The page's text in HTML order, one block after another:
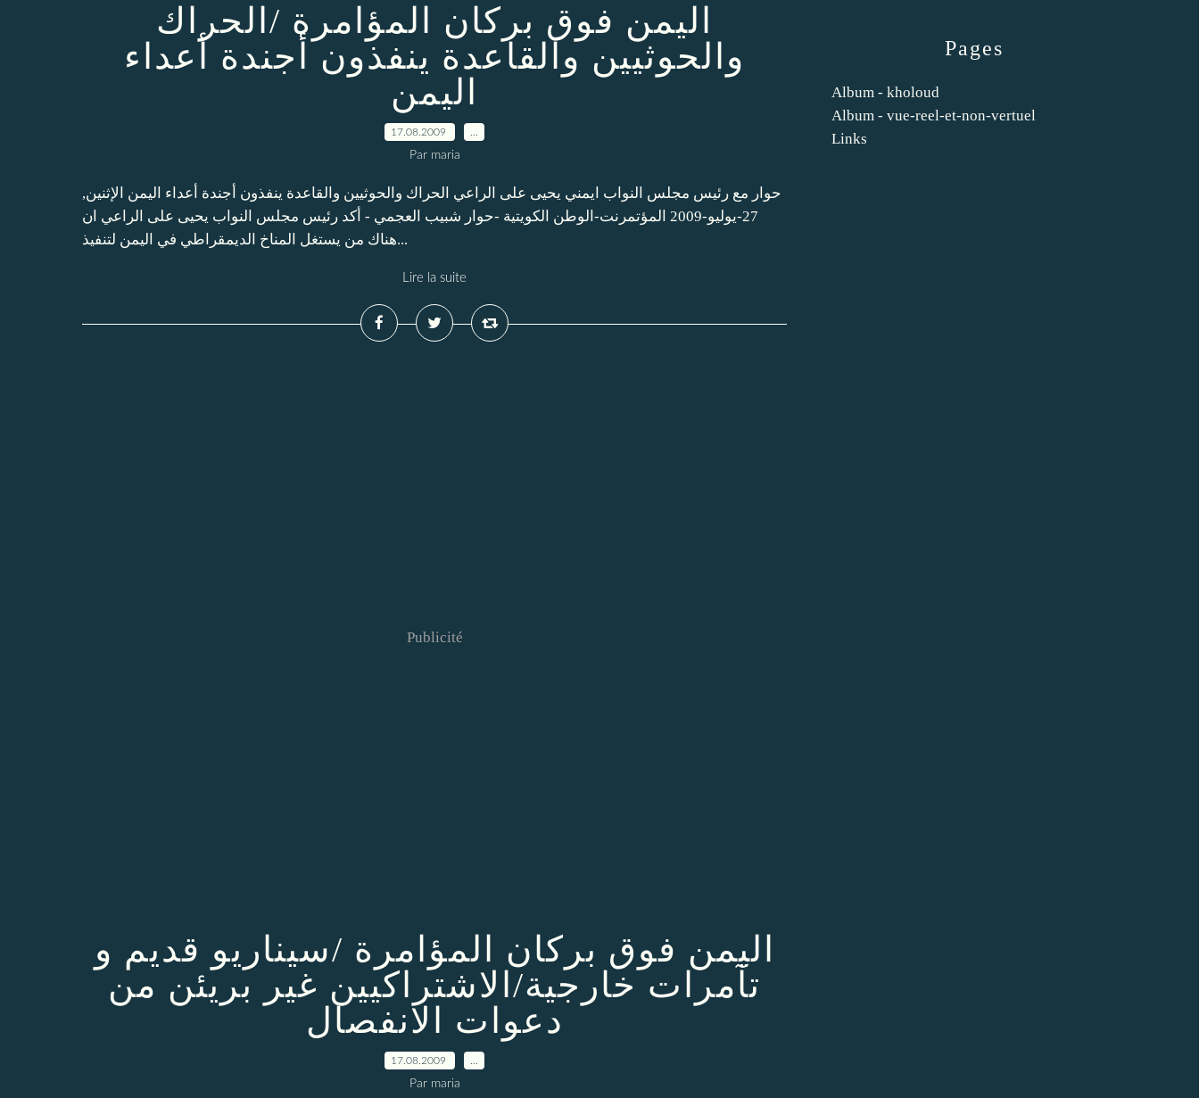
اليمن فوق بركان المؤامرة /الحراك
والحوثيين والقاعدة ينفذون أجندة أعداء
اليمن
17.08.2009
Par maria
حوار مع رئيس مجلس النواب ايمني يحيى على الراعي الحراك والحوثيين والقاعدة ينفذون أجندة أعداء اليمن الإثنين,
27-يوليو-2009 المؤتمرنت-الوطن الكويتية -حوار شبيب العجمي - أكد رئيس مجلس النواب يحيى على الراعي ان
هناك من يستغل المناخ الديمقراطي في اليمن لتنفيذ...
Lire la suite
Publicité
اليمن فوق بركان المؤامرة /سيناريو قديم و
تآمرات خارجية/الاشتراكيين غير بريئن من
دعوات الانفصال
17.08.2009
Par maria
Pages
Album - kholoud
Album - vue-reel-et-non-vertuel
Links